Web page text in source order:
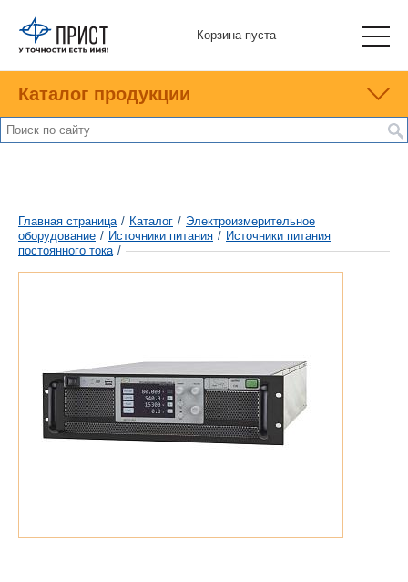
Корзина пуста
Каталог продукции
Главная страница / Каталог / Электроизмерительное
оборудование / Источники питания / Источники питания
постоянного тока /